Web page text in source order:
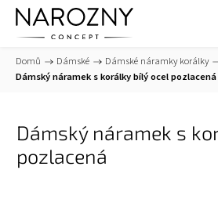
Domů / Dámské / Dámské náramky korálky /
Dámský náramek s korálky bílý ocel pozlacená
Dámský náramek s
pozlacená